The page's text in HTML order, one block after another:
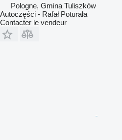
Pologne, Gmina Tuliszków
Autoczęści - Rafał Poturała
Contacter le vendeur